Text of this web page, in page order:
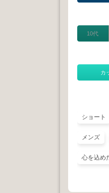
10代
カ
ショート
メンズ
心を込め